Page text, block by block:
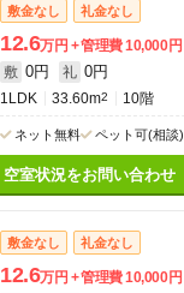
敷金なし 礼金なし
12.6万円 管理費10,000円
敷 0円 礼 0円
1LDK 33.60m2 10階
ネット無料 ペット可(相談)
空室状況をお問い合わせ
敷金なし 礼金なし
12.6万円 管理費10,000円